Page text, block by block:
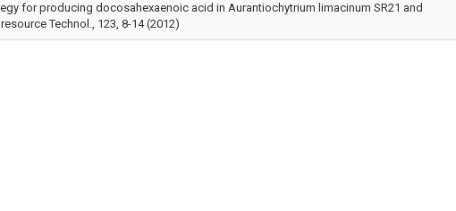
for producing docosahexaenoic acid in Aurantiochytrium limacinum SR21 and
Technol., 123, 8-14 (2012)